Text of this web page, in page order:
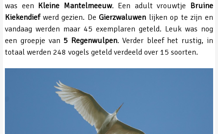
was een Kleine Mantelmeeuw. Een adult vrouwtje Bruine
Kiekendiefwerd gezien. DeGierzwaluwen lijken op te zijn en
vandaag werden maar 45 exemplaren geteld. Leuk was nog
een groepje van 5 Regenwulpen. Verder bleef het rustig, in
totaal werden 248 vogels geteld verdeeld over 15 soorten.